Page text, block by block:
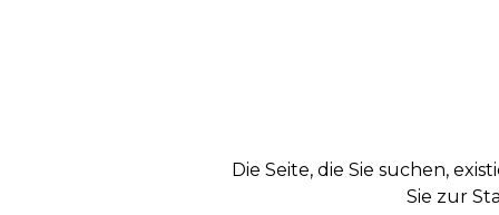
Die Seite, die Sie suchen,
Sie zur